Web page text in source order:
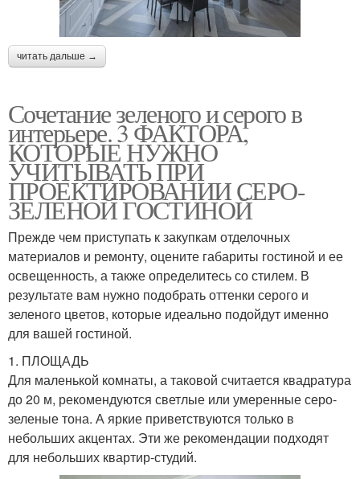
читать дальше →
Сочетание зеленого и серого в
интерьере. 3 ФАКТОРА,
КОТОРЫЕ НУЖНО
УЧИТЫВАТЬ ПРИ
ПРОЕКТИРОВАНИИ СЕРО-
ЗЕЛЕНОЙ ГОСТИНОЙ
Прежде чем приступать к закупкам отделочных
материалов и ремонту, оцените габариты гостиной и ее
освещенность, а также определитесь со стилем. В
результате вам нужно подобрать оттенки серого и
зеленого цветов, которые идеально подойдут именно
для вашей гостиной.
1. ПЛОЩАДЬ
Для маленькой комнаты, а таковой считается квадратура
до 20 м, рекомендуются светлые или умеренные серо-
зеленые тона. А яркие приветствуются только в
небольших акцентах. Эти же рекомендации подходят
для небольших квартир-студий.